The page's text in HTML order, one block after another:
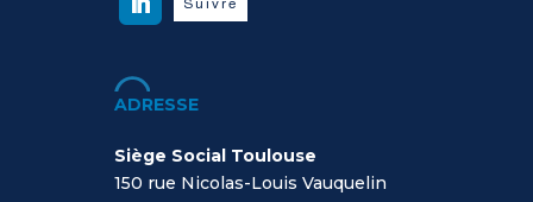
ADRESSE
Siège Social Toulouse
150 rue Nicolas-Louis Vauquelin